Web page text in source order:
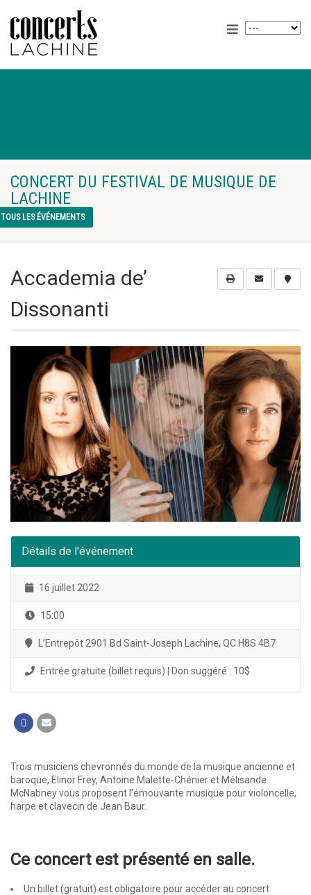
CONCERT DU FESTIVAL DE MUSIQUE DE
LACHINE
TOUS LES ÉVÉNEMENTS
Accademia de’
Dissonanti
Détails de l'événement
16 juillet 2022
15:00
L’Entrepôt 2901 Bd Saint-Joseph Lachine, QC H8S 4B7
Entrée gratuite (billet requis) | Don suggéré : 10$
Trois musiciens chevronnés du monde de la musique ancienne et
baroque, Elinor Frey, Antoine Malette-Chénier et Mélisande
McNabney vous proposent l’émouvante musique pour violoncelle,
harpe et clavecin de Jean Baur.
Ce concert est présenté en salle.
Un billet (gratuit) est obligatoire pour accéder au concert